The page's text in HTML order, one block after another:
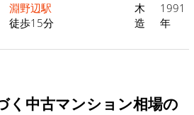
淵野辺駅
徒歩15分
木
造
1991
年
く中古マンション相場の